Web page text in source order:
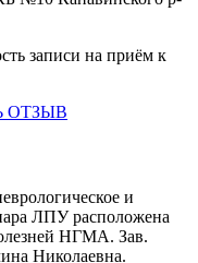
записи на приём к
ОТЗЫВ
и
ЛПУ расположена
НГМА. Зав.
Николаевна.